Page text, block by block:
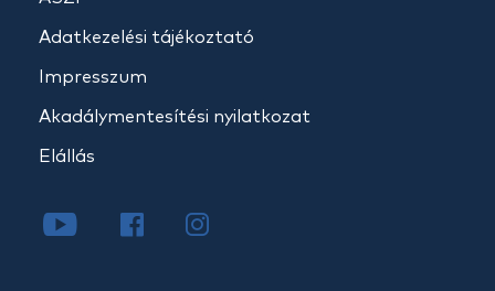
Adatkezelési tájékoztató
Impresszum
Akadálymentesítési nyilatkozat
Elállás